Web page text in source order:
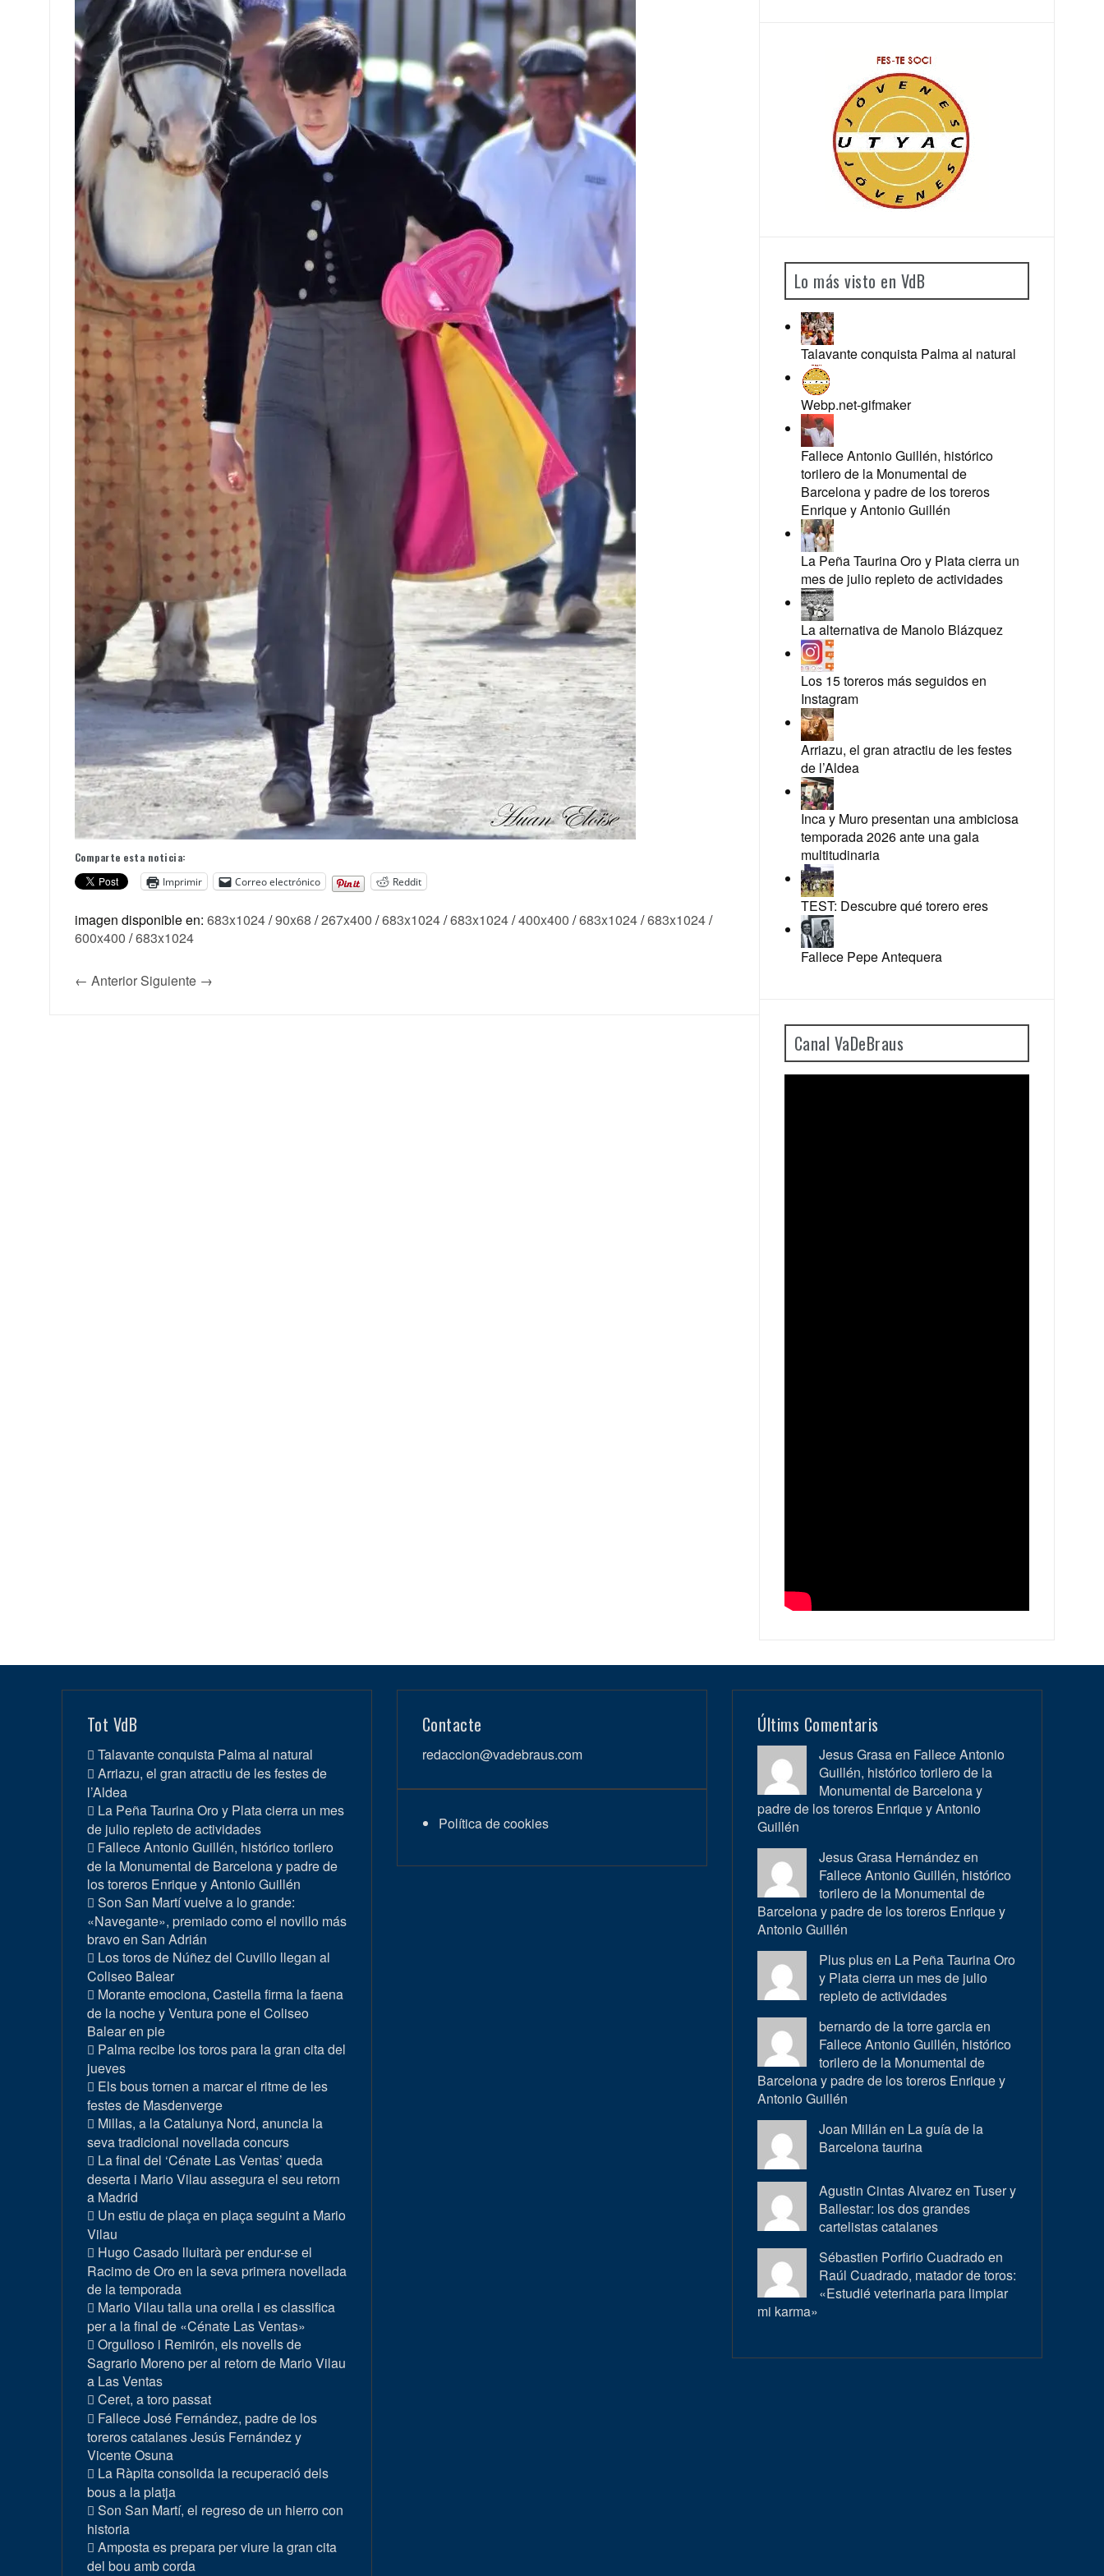
Comparte esta noticia:
Imprimir
Correo electrónico Reddit
imagen disponible en: 683x1024/90x68 /267x400 /683x1024/683x1024/400x400 /683x1024/683x1024/
600x400 /683x1024
← Anterior Siguiente →
Lo más visto en VdB
Talavante conquista Palma al natural
Webp.net-gifmaker
Fallece Antonio Guillén, histórico
torilero de la Monumental de
Barcelona y padre de los toreros
Enrique y Antonio Guillén
La Peña Taurina Oro y Plata cierra un
mes de julio repleto de actividades
La alternativa de Manolo Blázquez
Los 15 toreros más seguidos en
Instagram
Arriazu, el gran atractiu de les festes
de l’Aldea
Inca y Muro presentan una ambiciosa
temporada 2026 ante una gala
multitudinaria
TEST: Descubre qué torero eres
Fallece Pepe Antequera
Canal VaDeBraus
Tot VdB
Talavante conquista Palma al natural
Arriazu, el gran atractiu de les festes de
l’Aldea
La Peña Taurina Oro y Plata cierra un mes
de julio repleto de actividades
Fallece Antonio Guillén, histórico torilero
de la Monumental de Barcelona y padre de
los toreros Enrique y Antonio Guillén
Son San Martí vuelve a lo grande:
«Navegante», premiado como el novillo más
bravo en San Adrián
Los toros de Núñez del Cuvillo llegan al
Coliseo Balear
Morante emociona, Castella firma la faena
de la noche y Ventura pone el Coliseo
Balear en pie
Palma recibe los toros para la gran cita del
jueves
Els bous tornen a marcar el ritme de les
festes de Masdenverge
Millas, a la Catalunya Nord, anuncia la
seva tradicional novellada concurs
La final del ‘Cénate Las Ventas’ queda
deserta i Mario Vilau assegura el seu retorn
a Madrid
Un estiu de plaça en plaça seguint a Mario
Vilau
Hugo Casado lluitarà per endur-se el
Racimo de Oro en la seva primera novellada
de la temporada
Mario Vilau talla una orella i es classifica
per a la final de «Cénate Las Ventas»
Orgulloso i Remirón, els novells de
Sagrario Moreno per al retorn de Mario Vilau
a Las Ventas
Ceret, a toro passat
Fallece José Fernández, padre de los
toreros catalanes Jesús Fernández y
Vicente Osuna
La Ràpita consolida la recuperació dels
bous a la platja
Son San Martí, el regreso de un hierro con
historia
Amposta es prepara per viure la gran cita
del bou amb corda
Contacte
redaccion@vadebraus.com
Política de cookies
Últims Comentaris
Jesus Grasa en Fallece Antonio
Guillén, histórico torilero de la
Monumental de Barcelona y
padre de los toreros Enrique y Antonio
Guillén
Jesus Grasa Hernández en
Fallece Antonio Guillén, histórico
torilero de la Monumental de
Barcelona y padre de los toreros Enrique y
Antonio Guillén
Plus plus en La Peña Taurina Oro
y Plata cierra un mes de julio
repleto de actividades
bernardo de la torre garcia en
Fallece Antonio Guillén, histórico
torilero de la Monumental de
Barcelona y padre de los toreros Enrique y
Antonio Guillén
Joan Millán en La guía de la
Barcelona taurina
Agustin Cintas Alvarez enTuser y
Ballestar: los dos grandes
cartelistas catalanes
Sébastien Porfirio Cuadrado en
Raúl Cuadrado, matador de toros:
«Estudié veterinaria para limpiar
mi karma»